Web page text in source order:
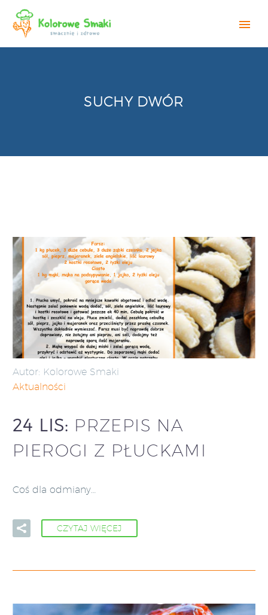
SUCHY DWÓR
Autor: Kolorowe Smaki
Aktualności
24 LIS: PRZEPIS NA
PIEROGI Z PŁUCKAMI
Coś dla odmiany…
CZYTAJ WIĘCEJ